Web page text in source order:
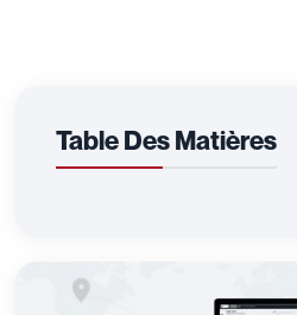
Table Des Matières